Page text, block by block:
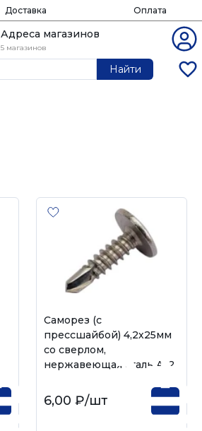
Доставка Оплата
Адреса магазинов
5 магазинов
Найти
Саморез (с
прессшайбой) 4,2х25мм
со сверлом,
нержавеющая сталь А-2
6,00 ₽/шт